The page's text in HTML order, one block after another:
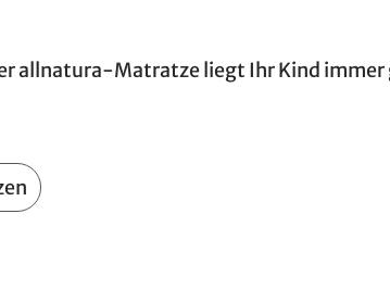
allnatura-Matratze liegt Ihr Kind